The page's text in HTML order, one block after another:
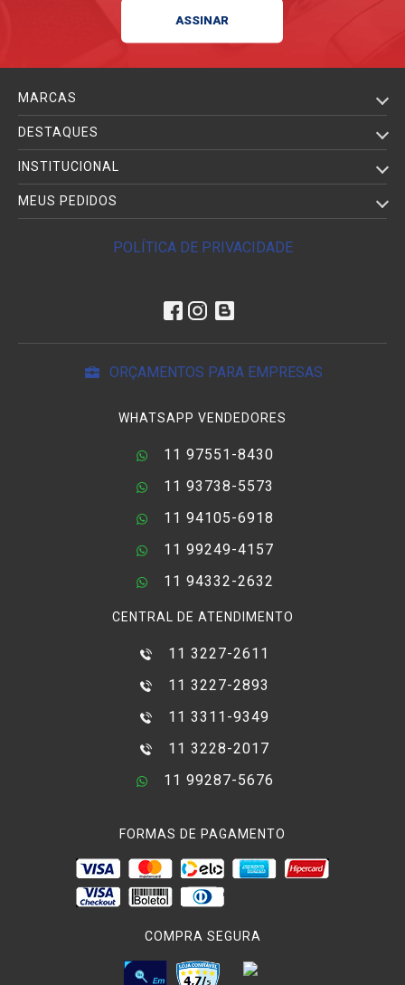
MARCAS
DESTAQUES
INSTITUCIONAL
MEUS PEDIDOS
POLÍTICA DE PRIVACIDADE
ORÇAMENTOS PARA EMPRESAS
WHATSAPP VENDEDORES
11 97551-8430
11 93738-5573
11 94105-6918
11 99249-4157
11 94332-2632
CENTRAL DE ATENDIMENTO
11 3227-2611
11 3227-2893
11 3311-9349
11 3228-2017
11 99287-5676
FORMAS DE PAGAMENTO
COMPRA SEGURA